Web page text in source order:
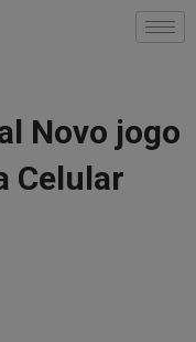
Novo jogo
Celular